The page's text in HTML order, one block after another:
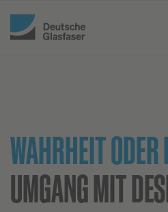
WAHRHEIT
UMGANG MIT